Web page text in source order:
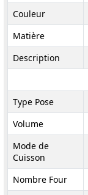
Couleur
Matière
Description
Type Pose
Volume
Mode de
Cuisson
Nombre Four